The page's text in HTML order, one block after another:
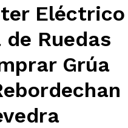
Eléctrico
Ruedas
Grúa